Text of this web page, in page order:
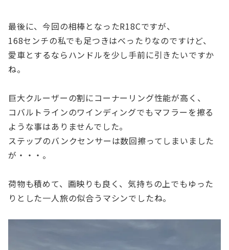
最後に、今回の相棒となったR18Cですが、
168センチの私でも足つきはべったりなのですけど、
愛車とするならハンドルを少し手前に引きたいですか
ね。
巨大クルーザーの割にコーナーリング性能が高く、
コバルトラインのワインディングでもマフラーを擦る
ような事はありませんでした。
ステップのバンクセンサーは数回擦ってしまいました
が・・・。
荷物も積めて、画映りも良く、気持ちの上でもゆった
りとした一人旅の似合うマシンでしたね。